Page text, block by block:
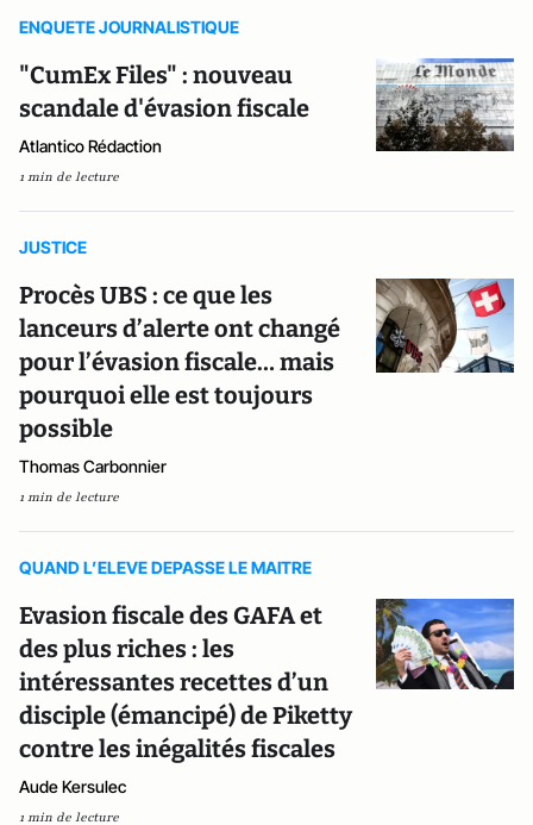
ENQUETE JOURNALISTIQUE
"CumEx Files" : nouveau
scandale d'évasion fiscale
Atlantico Rédaction
1 min de lecture
JUSTICE
Procès UBS : ce que les
lanceurs d’alerte ont changé
pour l’évasion fiscale… mais
pourquoi elle est toujours
possible
Thomas Carbonnier
1 min de lecture
QUAND L’ELEVE DEPASSE LE MAITRE
Evasion fiscale des GAFA et
des plus riches : les
intéressantes recettes d’un
disciple (émancipé) de Piketty
contre les inégalités fiscales
Aude Kersulec
1 min de lecture